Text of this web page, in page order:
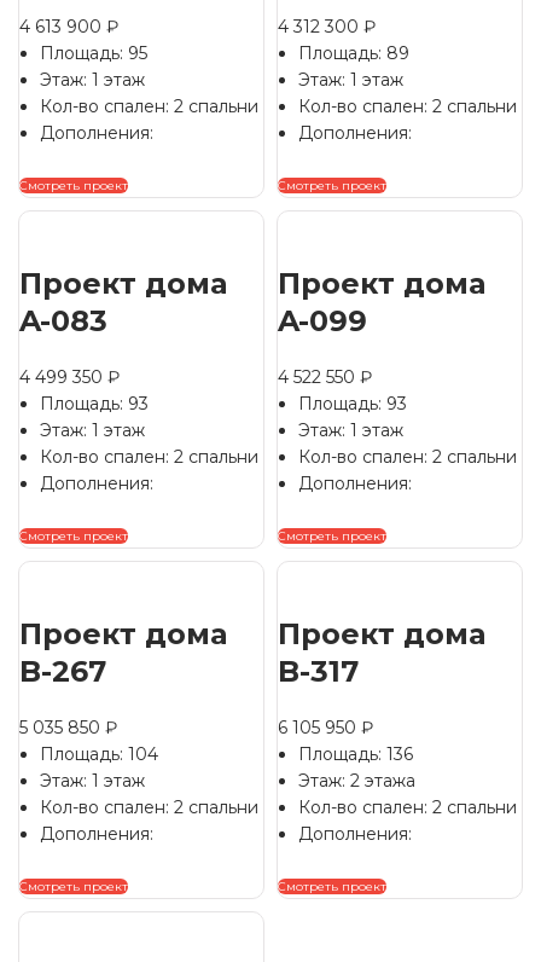
4 613 900 ₽
Площадь: 95
Этаж: 1 этаж
Кол-во спален: 2 спальни
Дополнения:
Смотреть проект
4 312 300 ₽
Площадь: 89
Этаж: 1 этаж
Кол-во спален: 2 спальни
Дополнения:
Смотреть проект
Проект дома
A-083
4 499 350 ₽
Площадь: 93
Этаж: 1 этаж
Кол-во спален: 2 спальни
Дополнения:
Смотреть проект
Проект дома
A-099
4 522 550 ₽
Площадь: 93
Этаж: 1 этаж
Кол-во спален: 2 спальни
Дополнения:
Смотреть проект
Проект дома
B-267
5 035 850 ₽
Площадь: 104
Этаж: 1 этаж
Кол-во спален: 2 спальни
Дополнения:
Смотреть проект
Проект дома
B-317
6 105 950 ₽
Площадь: 136
Этаж: 2 этажа
Кол-во спален: 2 спальни
Дополнения:
Смотреть проект